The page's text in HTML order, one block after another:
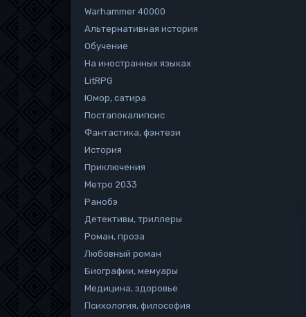
Warhammer 40000
Альтернативная история
Обучение
На иностранных языках
LitRPG
Юмор, сатира
Постапокалипсис
Фантастика, фэнтези
История
Приключения
Метро 2033
Ранобэ
Детективы, триллеры
Роман, проза
Любовный роман
Биографии, мемуары
Медицина, здоровье
Психология, философия